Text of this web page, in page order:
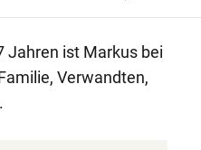
Jahren ist Markus bei
Verwandten,